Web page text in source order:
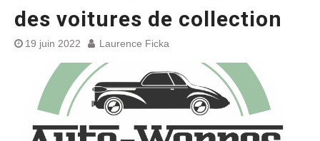
des voitures de collection
19 juin 2022 Laurence Ficka